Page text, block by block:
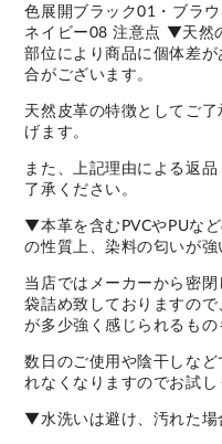
色展開ブラック01・ブラ
ネイビー08 注意点 ▼天然
部位により商品に個体差
合がございます。
天然皮革の特徴としてご
げます。
また、上記理由による返
了承ください。
▼本革を含むPVCやPUな
の性質上、染料の匂いが強
当店ではメーカーから密
袋詰め致しておりますの
が多少強く感じられるもの
数日のご使用や陰干しな
れなくなりますのでお試し
▼水洗いは避け、汚れた場